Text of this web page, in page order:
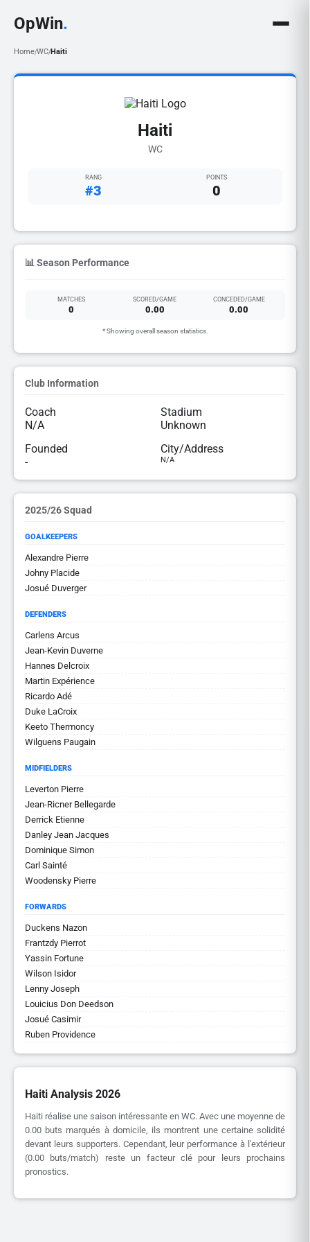
OpWin.
Home/WC/Haiti
Haiti
WC
RANG
#3
POINTS
0
📊 Season Performance
MATCHES
0
SCORED/GAME
0.00
CONCEDED/GAME
0.00
* Showing overall season statistics.
Club Information
Coach
N/A
Stadium
Unknown
Founded
-
City/Address
N/A
2025/26 Squad
GOALKEEPERS
Alexandre Pierre
Johny Placide
Josué Duverger
DEFENDERS
Carlens Arcus
Jean-Kevin Duverne
Hannes Delcroix
Martin Expérience
Ricardo Adé
Duke LaCroix
Keeto Thermoncy
Wilguens Paugain
MIDFIELDERS
Leverton Pierre
Jean-Ricner Bellegarde
Derrick Etienne
Danley Jean Jacques
Dominique Simon
Carl Sainté
Woodensky Pierre
FORWARDS
Duckens Nazon
Frantzdy Pierrot
Yassin Fortune
Wilson Isidor
Lenny Joseph
Louicius Don Deedson
Josué Casimir
Ruben Providence
Haiti Analysis 2026
Haiti réalise une saison intéressante en WC. Avec une moyenne de
0.00 buts marqués à domicile, ils montrent une certaine solidité
devant leurs supporters. Cependant, leur performance à l'extérieur
(0.00 buts/match) reste un facteur clé pour leurs prochains
pronostics.